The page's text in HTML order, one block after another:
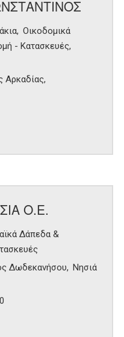
Οικοδομικά
- Κατασκευές
Αρκαδίας
Ο.Ε.
Δάπεδα &
Δωδεκανήσου
Νησιά